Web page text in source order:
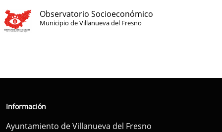
Observatorio Socioeconómico
Municipio de Villanueva del Fresno
Información
Ayuntamiento de Villanueva del Fresno